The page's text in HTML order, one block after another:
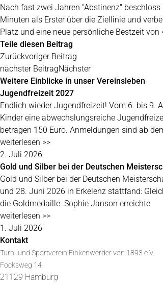
Nach fast zwei Jahren "Abstinenz"
Minuten als Erster über die Ziellinie und
Platz und eine neue persönliche Bestzeit von
Teile diesen Beitrag
Zurückvoriger Beitrag
nächster BeitragNächster
Weitere Einblicke in unser Vereinsleben
Jugendfreizeit 2027
Endlich wieder Jugendfreizeit! Vom 6. bis 9.
Kinder eine abwechslungsreiche
betragen 150 Euro. Anmeldungen sind ab
weiterlesen >>
2. Juli 2026
Gold und Silber bei der Deutschen
Gold und Silber bei der Deutschen
und 28. Juni 2026 in Erkelenz stattfand:
die Goldmedaille. Sophie Janson erreichte
weiterlesen >>
1. Juli 2026
Kontakt
Turn- und Sportverein Finkenwerder von 1893 e.V.
Focksweg 14
21129 Hamburg